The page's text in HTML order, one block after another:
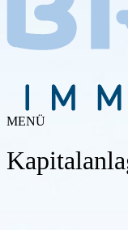
MENÜ